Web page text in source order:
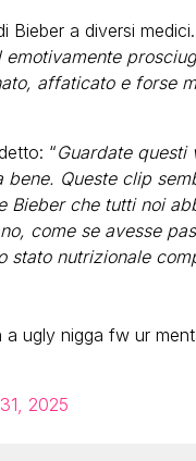
Bieber a diversi
affaticato e forse
“Guardate questi
Queste clip
Bieber che tutti noi
come se avesse
nutrizionale
ugly nigga fw ur
2025